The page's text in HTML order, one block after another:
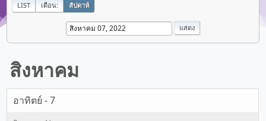
LIST เดือน: สัปดาห์
สิงหาคม
อาทิตย์ - 7